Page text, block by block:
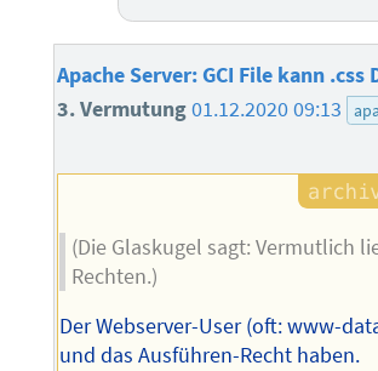
Apache Server: GCI File kann
3. Vermutung01.12.2020 09:13
(Die Glaskugel sagt: Vermutlich
Rechten.)
Der Webserver-User (oft: www-
und das Ausführen-Recht haben.